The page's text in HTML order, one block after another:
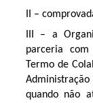
II –
III – a
parceria
Termo de
quando não